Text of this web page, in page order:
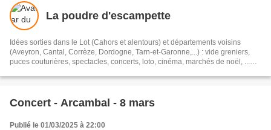
La poudre d'escampette
Idées sorties dans le Lot (Cahors et alentours) et départements voisins
(Aveyron, Cantal, Corrèze, Dordogne, Tarn-et-Garonne,...) : vide greniers,
puces couturières, spectacles, concerts, loto, cinéma, marchés de noël, ...
Concert - Arcambal - 8 mars
Publié le 01/03/2025 à 22:00